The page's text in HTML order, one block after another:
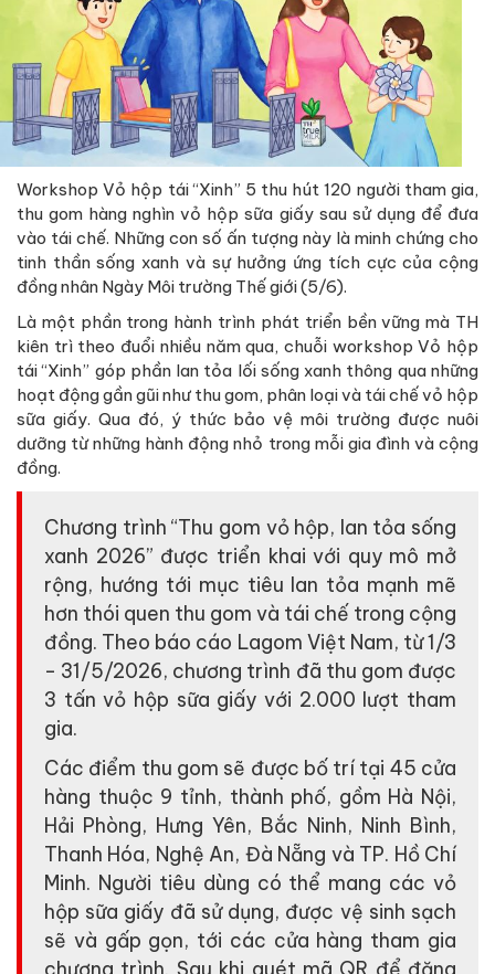
Workshop Vỏ hộp tái “Xinh” 5 thu hút 120 người tham gia,
thu gom hàng nghìn vỏ hộp sữa giấy sau sử dụng để đưa
vào tái chế. Những con số ấn tượng này là minh chứng cho
tinh thần sống xanh và sự hưởng ứng tích cực của cộng
đồng nhân Ngày Môi trường Thế giới (5/6).
Là một phần trong hành trình phát triển bền vững mà TH
kiên trì theo đuổi nhiều năm qua, chuỗi workshop Vỏ hộp
tái “Xinh” góp phần lan tỏa lối sống xanh thông qua những
hoạt động gần gũi như thu gom, phân loại và tái chế vỏ hộp
sữa giấy. Qua đó, ý thức bảo vệ môi trường được nuôi
dưỡng từ những hành động nhỏ trong mỗi gia đình và cộng
đồng.
Chương trình “Thu gom vỏ hộp, lan tỏa sống
xanh 2026” được triển khai với quy mô mở
rộng, hướng tới mục tiêu lan tỏa mạnh mẽ
hơn thói quen thu gom và tái chế trong cộng
đồng. Theo báo cáo Lagom Việt Nam, từ 1/3
- 31/5/2026, chương trình đã thu gom được
3 tấn vỏ hộp sữa giấy với 2.000 lượt tham
gia.
Các điểm thu gom sẽ được bố trí tại 45 cửa
hàng thuộc 9 tỉnh, thành phố, gồm Hà Nội,
Hải Phòng, Hưng Yên, Bắc Ninh, Ninh Bình,
Thanh Hóa, Nghệ An, Đà Nẵng và TP. Hồ Chí
Minh. Người tiêu dùng có thể mang các vỏ
hộp sữa giấy đã sử dụng, được vệ sinh sạch
sẽ và gấp gọn, tới các cửa hàng tham gia
chương trình. Sau khi quét mã QR để đăng